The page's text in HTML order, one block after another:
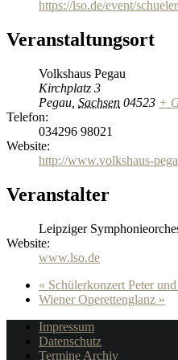
https://lso.de/event/
Veranstaltungsort
Volkshaus Pegau
Kirchplatz 3
Pegau Sachsen 04523 +
Telefon:
034296 98021
Website:
http://www.volkshaus-
Veranstalter
Leipziger
Website:
www.lso.de
« Schülerkonzert Peter
Wiener Operettenglanz »
Impressum
Datenschutz
Termine Archiv